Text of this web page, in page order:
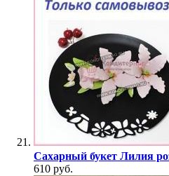
Сахарный букет Лилия
610 руб.